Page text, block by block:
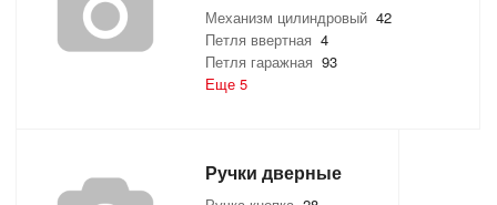
Механизм цилиндровый 42
Петля ввертная 4
Петля гаражная 93
Еще 5
Ручки дверные